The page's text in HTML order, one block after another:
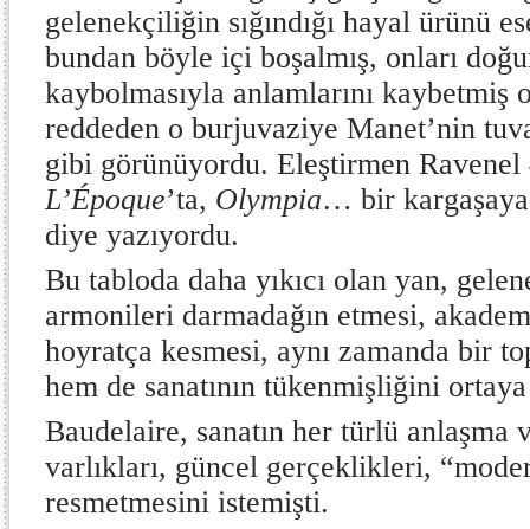
gelenekçiliğin sığındığı hayal ürünü
bundan böyle içi boşalmış, onları
kaybolmasıyla anlamlarını
reddeden o burjuvaziye Manet’nin
gibi görünüyordu. Eleştirmen
L’Époque’ta, Olympia… bir
diye yazıyordu.
Bu tabloda daha yıkıcı olan yan,
armonileri darmadağın etmesi,
hoyratça kesmesi, aynı zamanda bir
hem de sanatının tükenmişliğini
Baudelaire, sanatın her türlü anlaşma
varlıkları, güncel gerçeklikleri,
resmetmesini istemişti.